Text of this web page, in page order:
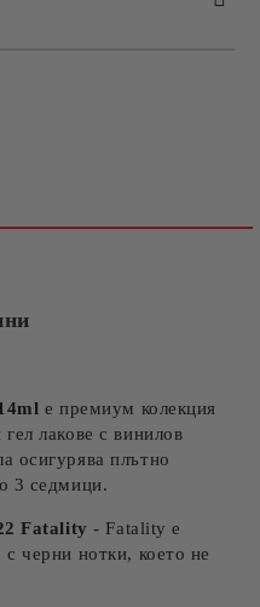
на работния ден.
е премиум колекция
лакове с винилов
осигурява плътно
3 седмици.
Fatality - Fatality е
черни нотки, което не